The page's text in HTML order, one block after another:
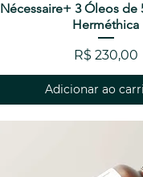
Visualização
Nécessaire+ 3 Óleos de
Herméthica
Preço
R$ 230,00
Adicionar ao